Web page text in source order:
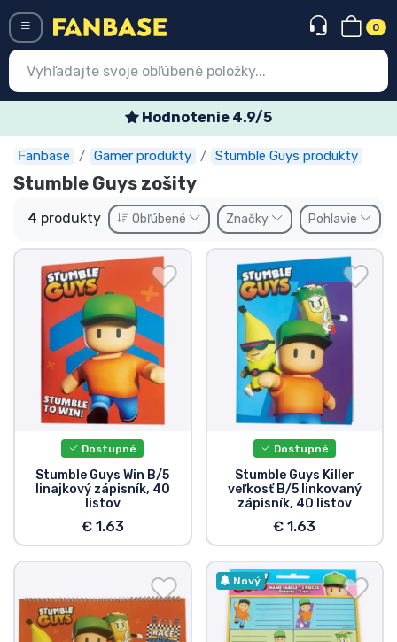
0
Hodnotenie 4.9/5
Fanbase Gamer produkty Stumble Guys produkty
Stumble Guys zošity
4 produkty Obľúbené Značky Pohlavie
Dostupné
Stumble Guys Win B/5
linajkový zápisník, 40
listov
€ 1.63
Dostupné
Stumble Guys Killer
veľkosť B/5 linkovaný
zápisník, 40 listov
€ 1.63
Nový
Prihlásiť sa Registrácia
Najnovšie
Akcie
Expresná preprava
Predobjednávky
Outlet produkty
Preprava a platba
Zoradiť podľa série
Zoradiť podľa filmov
Zoradiť podľa karikatúry
Zoradiť podľa Anime